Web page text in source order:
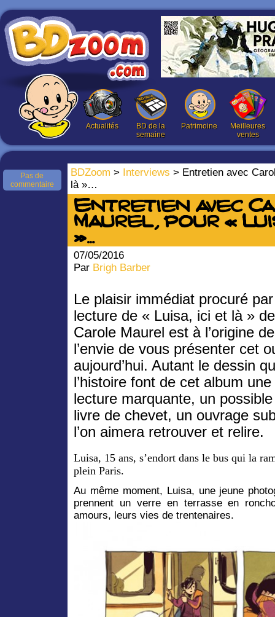
Actualités
BD de la
semaine
Patrimoine
Meilleures
ventes
BDZoom > Interviews > Entretien avec
là »…
Pas de
commentaire
Entretien avec
Maurel, pour «
»…
07/05/2016
Par Brigh Barber
Le plaisir immédiat procuré
lecture de « Luisa, ici et là » de
Carole Maurel est à l’origine de
l’envie de vous présenter cet
aujourd’hui. Autant le dessin
l’histoire font de cet album une
lecture marquante, un
livre de chevet, un ouvrage
l’on aimera retrouver et relire.
Luisa, 15 ans, s’endort dans le bus qui la
plein Paris.
Au même moment, Luisa, une jeune
prennent un verre en terrasse en
amours, leurs vies de trentenaires.